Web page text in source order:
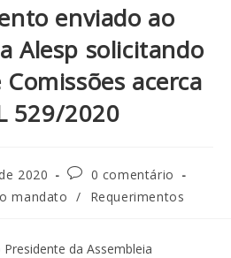
enviado ao
Alesp solicitando
acerca
529/2020
2020
0 comentário
mandato / Requerimentos
da Assembleia